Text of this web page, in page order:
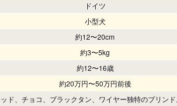
ドイツ
小型犬
約12〜20cm
約3〜5kg
約12〜16歳
約20万円〜50万円前後
ド、チョコ、ブラックタン、ワイヤー独特のブリン